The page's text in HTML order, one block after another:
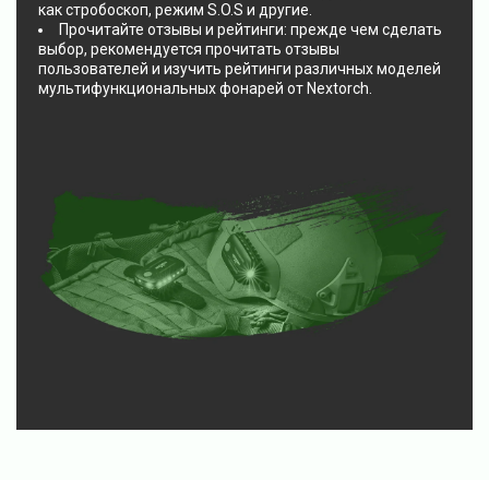
как стробоскоп, режим S.O.S и другие.
Прочитайте отзывы и рейтинги: прежде чем сделать
выбор, рекомендуется прочитать отзывы
пользователей и изучить рейтинги различных моделей
мультифункциональных фонарей от Nextorch.